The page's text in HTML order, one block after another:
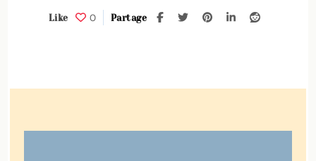
0
Like Partage